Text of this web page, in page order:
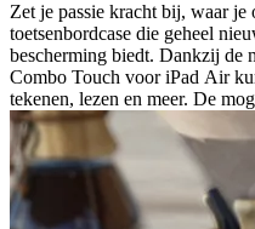
Zet je passie kracht bij, waar
toetsenbordcase die geheel
bescherming biedt. Dankzij de
Combo Touch voor iPad Air
tekenen, lezen en meer. De